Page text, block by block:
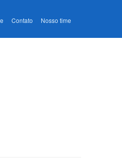
Contato Nosso time